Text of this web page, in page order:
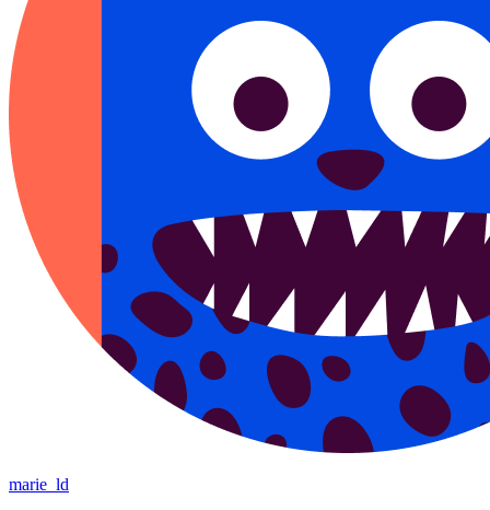
marie_ld